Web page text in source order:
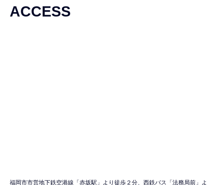
ACCESS
福岡市市営地下鉄空港線「赤坂駅」より徒歩２分、西鉄バス「法務局前」よ